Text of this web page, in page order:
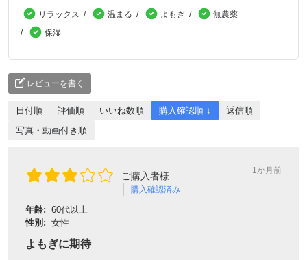
リラックス 温まる よもぎ
無農薬
保湿
レビューを書く
日付順 評価順 いいね数順 購入確認順 ↓
返信順
写真・動画付き順
ご購入者様
購入確認済み
1か月前
年齢: 60代以上
性別: 女性
よもぎに期待